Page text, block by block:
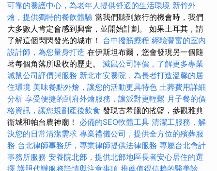
可靠的養護中心，為老年人提供舒適的生活環境 新竹外
燴，提供獨特的餐飲體驗 當我們聽到旅行的機會時，我們
大多數人肯定會感到興奮，並開始計劃。 如果土耳其，請
了解這個閃閃發光的城市！ 台中撥筋療程 經驗豐富的室內
設計師，為您量身打造 在伊斯坦布爾，您會發現另一個隨
著每個角落所吸收的歷史。 滅鼠公司評價，了解更多專業
滅鼠公司評價與服務 新北市安養院，為長者打造溫馨的居
住環境 美味餐點外燴，讓您的活動更具特色 土葬費用詳細
分析 享受便捷的到府外燴服務，讓派對更輕鬆 月子餐的價
格資訊，讓您規劃產後飲食 發現古希臘的搖籃，參觀雅典
衛城和帕台農神廟！ 必備的SEO軟體工具 清潔工服務，解
決您的日常清潔需求 專業禮儀公司，提供全方位的殯葬服
務 台北律師事務所，專業律師提供法律服務 專屬台北會計
事務所服務 安養院北部，提供北部地區長者安心居住的選
擇 護照代辦服務詳情與注意事項 推薦值得信賴的醫美診